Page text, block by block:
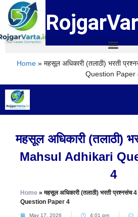
Home» महसूल अधिकारी (तलाठी) भरती
Question Paper
महसूल अधिकारी (तलाठी)
Mahsul Adhikari
4
Home »महसूल अधिकारी (तलाठी) भरती
Question Paper 4
May 17, 2026 4:01 pm